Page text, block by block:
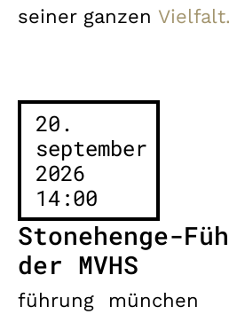
seiner ganzen Vielfalt.
20.
september
2026
14:00
Stonehenge-
der MVHS
führung
münchen